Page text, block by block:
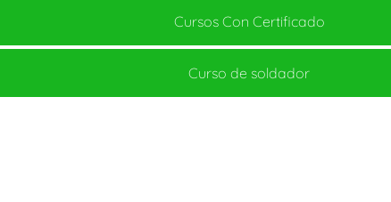
Cursos Con Certificado
Curso de soldador